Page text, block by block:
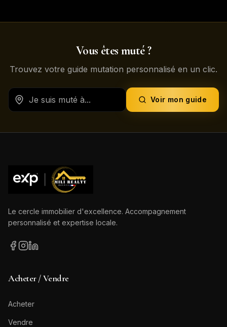
Vous êtes muté ?
Trouvez votre guide mutation personnalisé en un clic.
Voir mon guide
Le cercle immobilier d'excellence. Accompagnement
personnalisé et expertise locale.
Acheter / Vendre
Acheter
Vendre